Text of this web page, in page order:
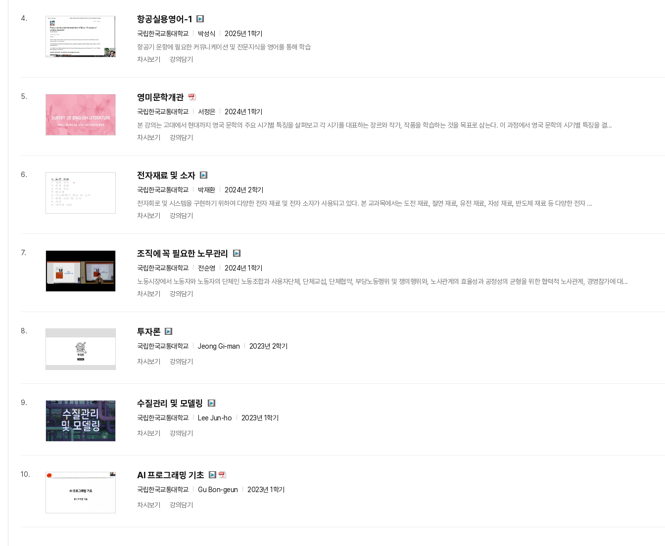
4. 항공실용영어-1
국립한국교통대학교 박성식
2025년 1학기
항공기 운항에 필요한 커뮤니케이션 및 전문지식을 영어를 통해 학습
차시보기
강의담기
5. 영미문학개관
국립한국교통대학교 서정은
2024년 1학기
본 강의는 고대에서 현대까지 영국 문학의 주요 시기별 특징을 살펴보고 각 시기를 대표하는 장르와 작가, 작품을 학습하는 것을 목표로 삼는다. 이 과정에서 영국 문학의 시기별 특징을 결...
차시보기
강의담기
6. 전자재료 및 소자
국립한국교통대학교 박재환
2024년 2학기
전자회로 및 시스템을 구현하기 위하여 다양한 전자 재료 및 전자 소자가 사용되고 있다. 본 교과목에서는 도전 재료, 절연 재료, 유전 재료, 자성 재료, 반도체 재료 등 다양한 전자 ...
차시보기
강의담기
7. 조직에 꼭 필요한 노무관리
국립한국교통대학교 전순영
2024년 1학기
노동시장에서 노동자와 노동자의 단체인 노동조합과 사용자단체, 단체교섭, 단체협약, 부당노동행위 및 쟁의행위와, 노사관계의 효율성과 공정성의 균형을 위한 협력적 노사관계, 경영참가에 대...
차시보기
강의담기
8. 투자론
국립한국교통대학교 Jeong Gi-man
2023년 2학기
차시보기
강의담기
9. 수질관리 및 모델링
국립한국교통대학교 Lee Jun-ho
2023년 1학기
차시보기
강의담기
10. AI 프로그래밍 기초
국립한국교통대학교 Gu Bon-geun
2023년 1학기
차시보기
강의담기